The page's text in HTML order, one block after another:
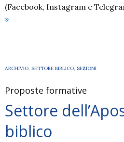
(Facebook, Instagram e
La
Domenica
»
ARCHIVIO, SETTORE BIBLICO, SEZIONI
Proposte formative
Settore
biblico